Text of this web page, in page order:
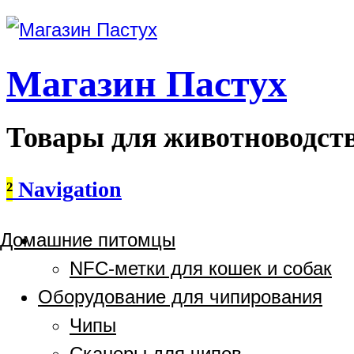
Магазин Пастух
Товары для
² Navigation
Домашние питомцы
NFC-метки для кошек и собак
Оборудование для чипирования
Чипы